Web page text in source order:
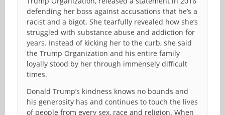
defending her boss against accusations that he’s a
racist and a bigot. She tearfully revealed how she’s
struggled with substance abuse and addiction for
years. Instead of kicking her to the curb, she said
the Trump Organization and his entire family
loyally stood by her through immensely difficult
times.
Donald Trump’s kindness knows no bounds and
his generosity has and continues to touch the lives
of people from every sex, race and religion. When